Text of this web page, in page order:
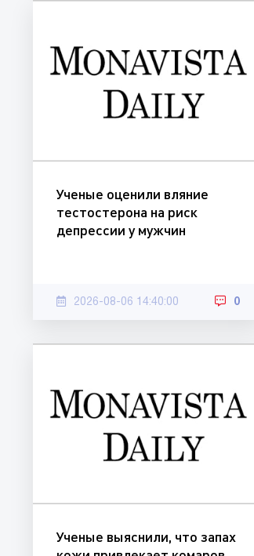
Ученые оценили вляние
тестостерона на риск
депрессии у мужчин
2026-08-06 14:40:00 0
Ученые выяснили, что запах